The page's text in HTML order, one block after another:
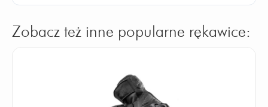
Zobacz też inne popularne rękawice: